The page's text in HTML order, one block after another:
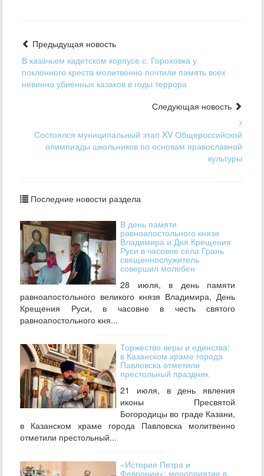
Предыдущая новость
В казачьем кадетском корпусе с. Гороховка у
поклонного креста молитвенно почтили память всех
невинно убиенных казаков в годы террора
Следующая новость
Состоялся муниципальный этап XV Общероссийской
олимпиады школьников по основам православной
культуры
Последние новости раздела
В день памяти
равноапостольного князя
Владимира и Дня Крещения
Руси в часовне села Грань
священнослужитель
совершил молебен
28 июля, в день памяти
равноапостольного великого князя Владимира, День
Крещения Руси, в часовне в честь святого
равноапостольного кня...
Торжество веры и единства:
в Казанском храме города
Павловска отметили
престольный праздник
21 июля, в день явления
иконы Пресвятой
Богородицы во граде Казани,
в Казанском храме города Павловска молитвенно
отметили престольный...
«История Петра и
Февронии»: мероприятие в